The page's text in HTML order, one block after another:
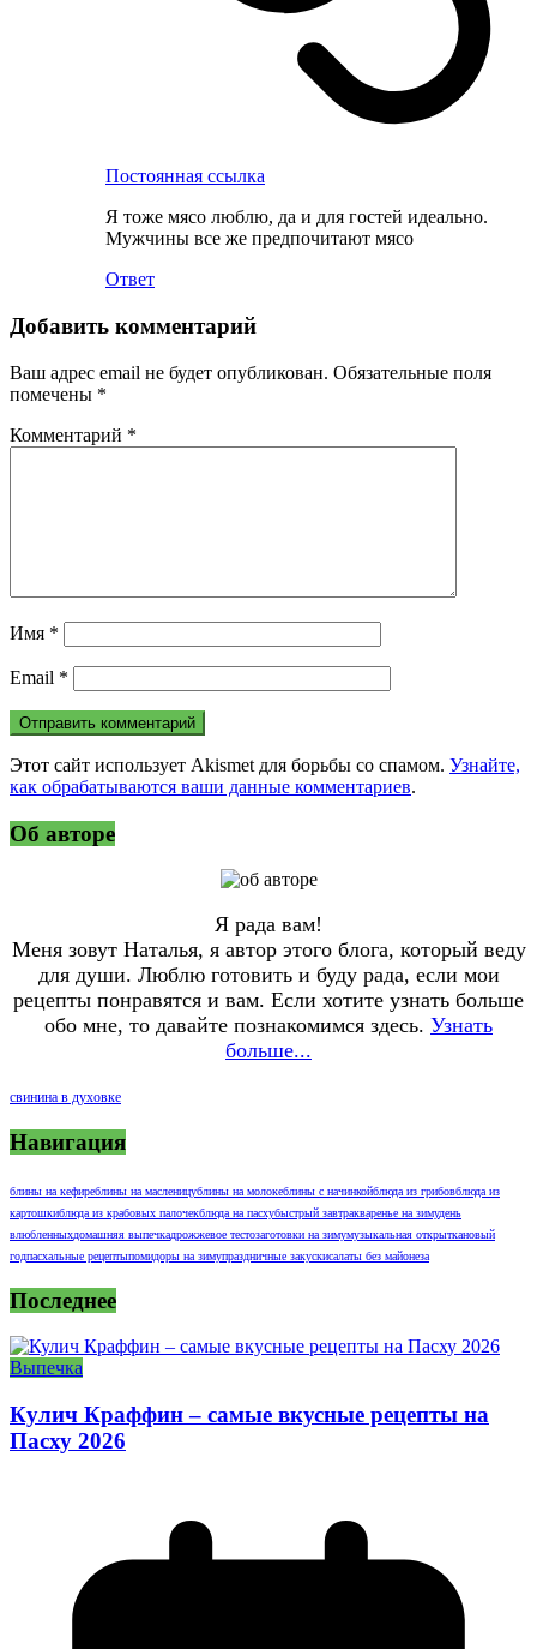
Постоянная ссылка
Я тоже мясо люблю, да и для гостей идеально.
Мужчины все же предпочитают мясо
Ответ
Добавить комментарий
Ваш адрес email не будет опубликован. Обязательные поля
помечены *
Комментарий *
Имя *
Email *
Этот сайт использует Akismet для борьбы со спамом. Узнайте,
как обрабатываются ваши данные комментариев.
Об авторе
Я рада вам!
Меня зовут Наталья, я автор этого блога, который веду
для души. Люблю готовить и буду рада, если мои
рецепты понравятся и вам. Если хотите узнать больше
обо мне, то давайте познакомимся здесь. Узнать
больше...
свинина в духовке
Навигация
блины на кефиреблины на масленицублины на молокеблины с начинкойблюда из грибовблюда из
картошкиблюда из крабовых палочекблюда на пасхубыстрый завтракваренье на зимудень
влюбленныхдомашняя выпечкадрожжевое тестозаготовки на зимумузыкальная открыткановый
годпасхальные рецептыпомидоры на зимупраздничные закускисалаты без майонеза
Последнее
Выпечка
Кулич Краффин – самые вкусные рецепты на
Пасху 2026